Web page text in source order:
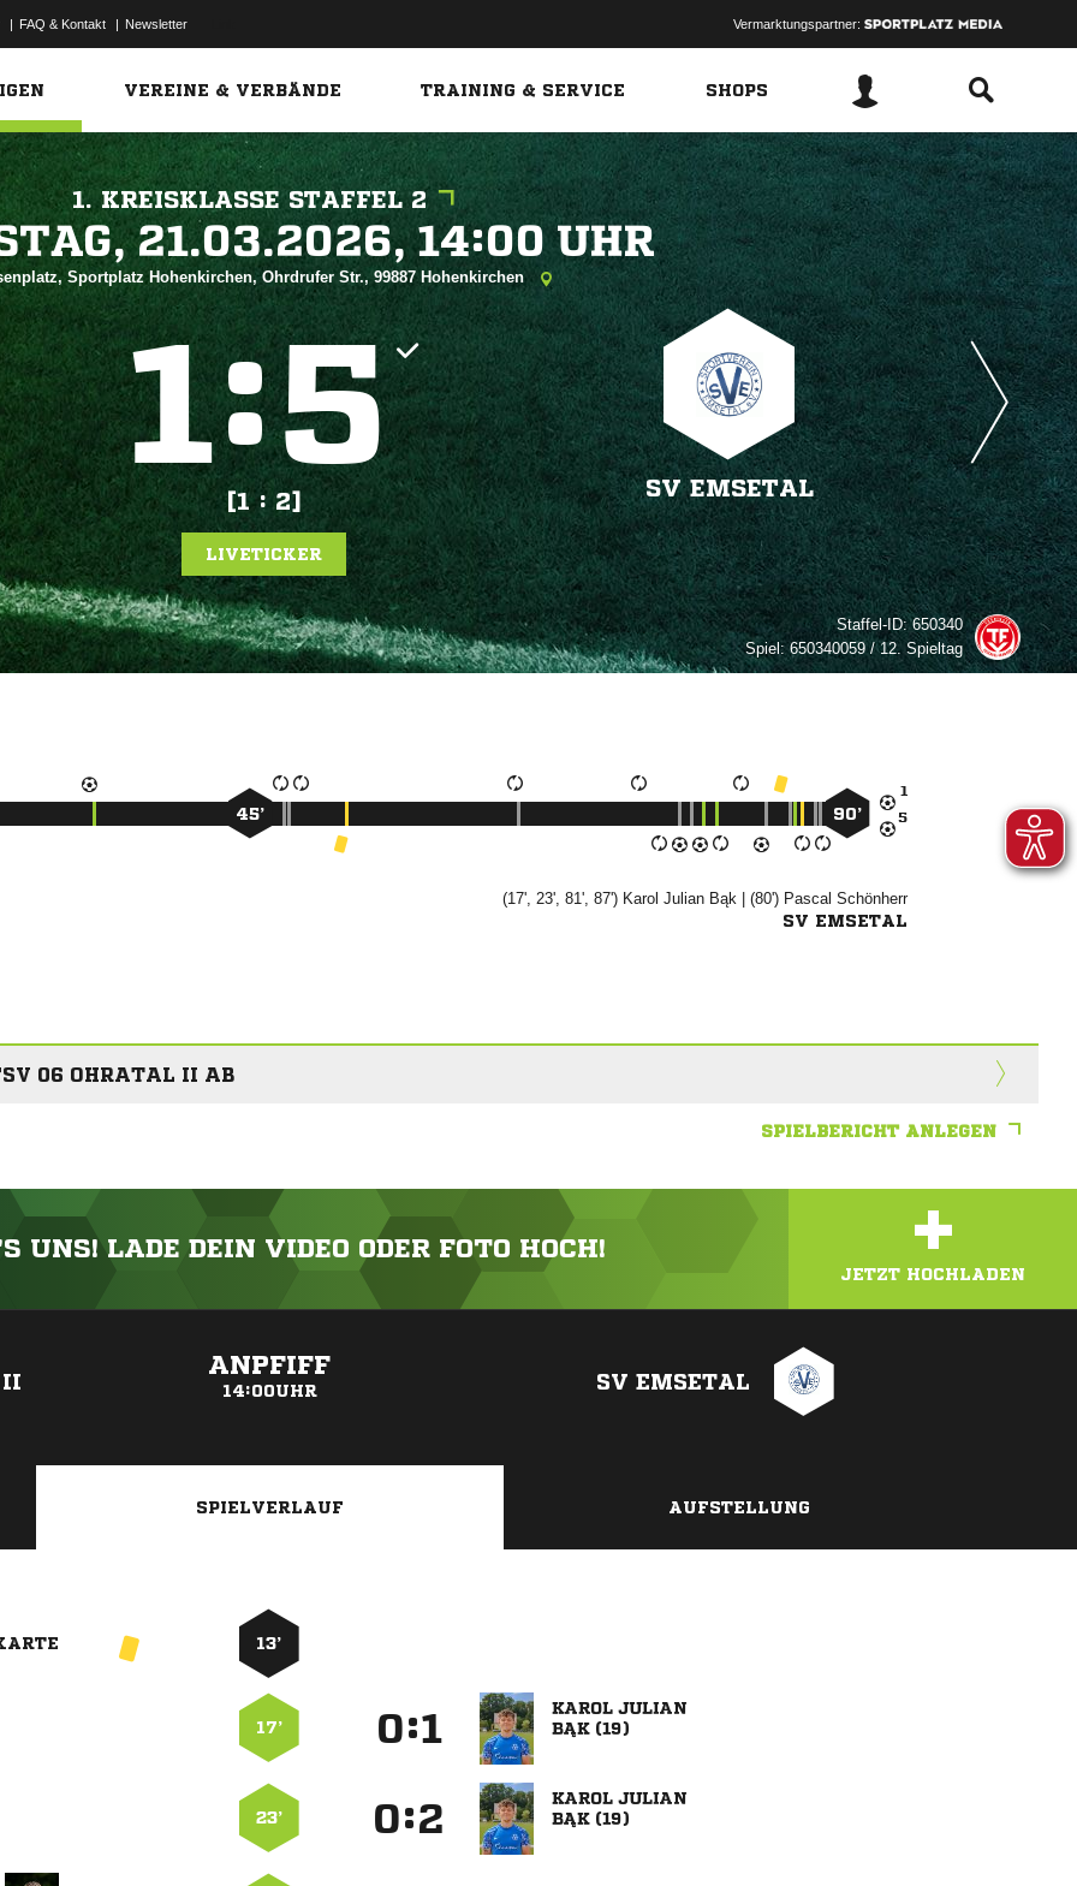
| FAQ & Kontakt | Newsletter Vermarktungspartner:
VEREINE & VERBÄNDE TRAINING & SERVICE SHOPS
1. KREISKLASSE STAFFEL 2
  
Sportplatz Hohenkirchen, Ohrdrufer Str., 99887 Hohenkirchen
:
[1 : 2]
SV EMSETAL
LIVETICKER
Staffel-ID:650340
Spiel:650340059 / 12. Spieltag


45’ 90’
(17', 23', 81', 87')    | (80')  
SV EMSETAL
06 OHRATAL II AB
SPIELBERICHT ANLEGEN
UNS! LADE DEIN VIDEO ODER FOTO HOCH! +
JETZT HOCHLADEN
II
ANPFIFF
14:00UHR SV EMSETAL
SPIELVERLAUF AUFSTELLUNG
13’
17’ :
 
 
23’ :
 
 